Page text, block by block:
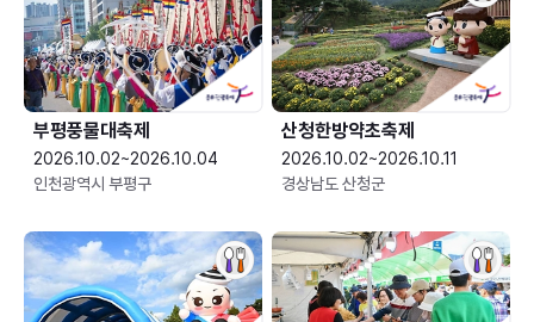
부평풍물대축제
2026.10.02~2026.10.04
인천광역시 부평구
산청한방약초축제
2026.10.02~2026.10.11
경상남도 산청군